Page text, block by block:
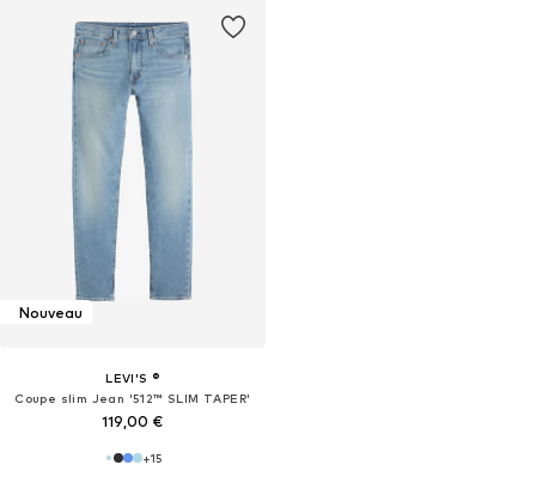
Nouveau
LEVI'S ®
Coupe slim Jean '512™ SLIM TAPER'
119,00 €
+15